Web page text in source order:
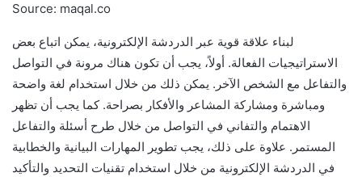
Source: maqal.co
لبناء علاقة قوية عبر الدردشة الإلكترونية، يمكن اتباع بعض
الاستراتيجيات الفعالة. أولاً، يجب أن تكون هناك مرونة في التواصل
والتفاعل مع الشخص الآخر. يمكن ذلك من خلال استخدام لغة واضحة
ومباشرة ومشاركة المشاعر والأفكار بصراحة. كما يجب أن تظهر
الاهتمام والتفاني في التواصل من خلال طرح أسئلة والتفاعل
المستمر. علاوة على ذلك، يجب تطوير المهارات البيانية والخطابية
في الدردشة الإلكترونية من خلال استخدام تقنيات التحديد والتأكيد